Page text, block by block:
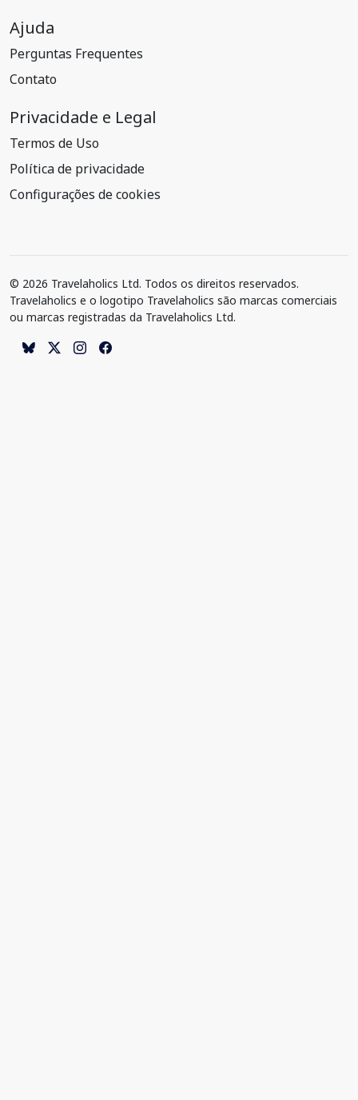
Ajuda
Perguntas Frequentes
Contato
Privacidade e Legal
Termos de Uso
Política de privacidade
Configurações de cookies
© 2026 Travelaholics Ltd. Todos os direitos reservados.
Travelaholics e o logotipo Travelaholics são marcas comerciais
ou marcas registradas da Travelaholics Ltd.